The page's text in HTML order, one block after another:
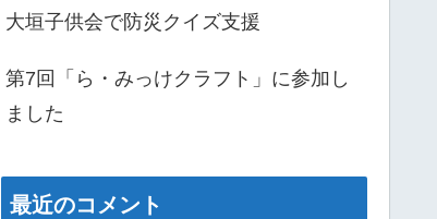
大垣子供会で防災クイズ支援
第7回「ら・みっけクラフト」に参加し
ました
最近のコメント